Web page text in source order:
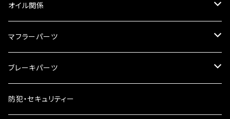
リアBOX
ハードケース
タンクキャップ
タンクシール
ケミカル
オイル関係
4スト用エンジンオイル
2スト用エンジンオイル
ギアオイル
マフラーパーツ
マフラーガード
バンテージタイプ
ブレーキパーツ
ブレーキシュー
防犯・セキュリティー